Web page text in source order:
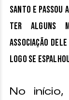
santo e passou
ter alguns
associação
logo se
No início,